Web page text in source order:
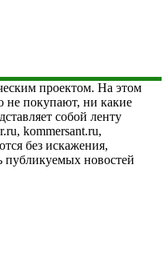
проектом. На этом
не покупают, ни какие
собой ленту
kommersant.ru,
без искажения,
публикуемых новостей